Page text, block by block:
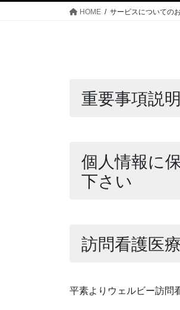
HOME サービスについての
重要事項説
個人情報に
下さい
訪問看護医
平素よりウェルビー訪問